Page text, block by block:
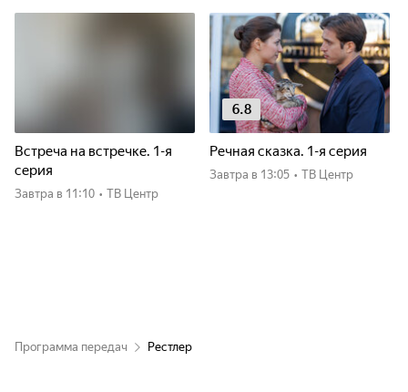
Встреча на встречке. 1-я
серия
Завтра в 11:10 • ТВ Центр
6.8
Речная сказка. 1-я серия
Завтра в 13:05 • ТВ Центр
Программа передач Рестлер